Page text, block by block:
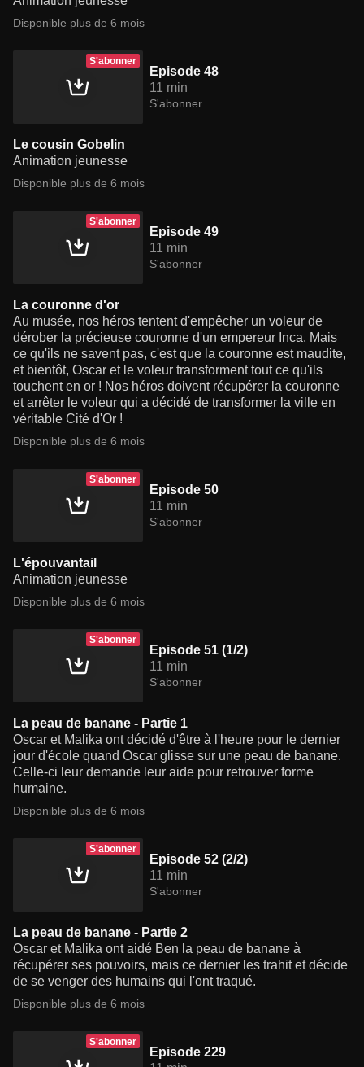
Disponible plus de 6 mois
S'abonner
Episode 48
11 min
S'abonner
Le cousin Gobelin
Animation jeunesse
Disponible plus de 6 mois
S'abonner
Episode 49
11 min
S'abonner
La couronne d'or
Au musée, nos héros tentent d'empêcher un voleur de
dérober la précieuse couronne d'un empereur Inca. Mais
ce qu'ils ne savent pas, c'est que la couronne est maudite,
et bientôt, Oscar et le voleur transforment tout ce qu'ils
touchent en or ! Nos héros doivent récupérer la couronne
et arrêter le voleur qui a décidé de transformer la ville en
véritable Cité d'Or !
Disponible plus de 6 mois
S'abonner
Episode 50
11 min
S'abonner
L'épouvantail
Animation jeunesse
Disponible plus de 6 mois
S'abonner
Episode 51 (1/2)
11 min
S'abonner
La peau de banane - Partie 1
Oscar et Malika ont décidé d'être à l'heure pour le dernier
jour d'école quand Oscar glisse sur une peau de banane.
Celle-ci leur demande leur aide pour retrouver forme
humaine.
Disponible plus de 6 mois
S'abonner
Episode 52 (2/2)
11 min
S'abonner
La peau de banane - Partie 2
Oscar et Malika ont aidé Ben la peau de banane à
récupérer ses pouvoirs, mais ce dernier les trahit et décide
de se venger des humains qui l'ont traqué.
Disponible plus de 6 mois
S'abonner
Episode 229